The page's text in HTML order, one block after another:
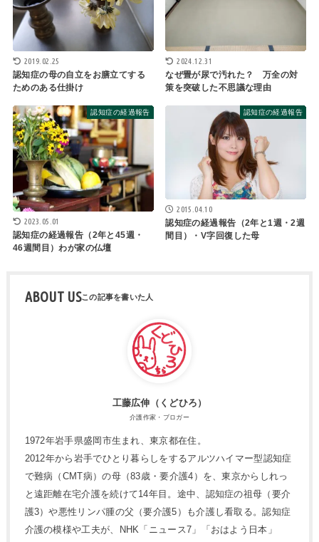
2019.02.25
認知症の母の自立をお膳立てする
ためのある仕掛け
2024.12.31
なぜ畳が尿で汚れた？ 万全の対
策を突破した不思議な理由
認知症の経過報告
2023.05.01
認知症の経過報告（2年と45週・
46週間目）わが家の仏壇
認知症の経過報告
2015.04.10
認知症の経過報告（2年と1週・2週
間目）・V字回復した母
ABOUT US
工藤広伸（くどひろ）
介護作家・ブロガー
1972年岩手県盛岡市生まれ、東京都在住。
2012年から岩手でひとり暮らしをするアルツハイマー型認知症
で難病（CMT病）の母（83歳・要介護4）を、東京からしれっ
と遠距離在宅介護を続けて14年目。途中、認知症の祖母（要介
護3）や悪性リンパ腫の父（要介護5）も介護し看取る。認知症
介護の模様や工夫が、NHK「ニュース7」「おはよう日本」